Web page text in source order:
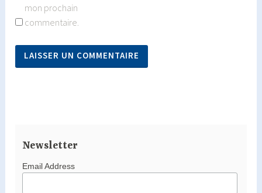
mon prochain
commentaire.
Newsletter
Email Address